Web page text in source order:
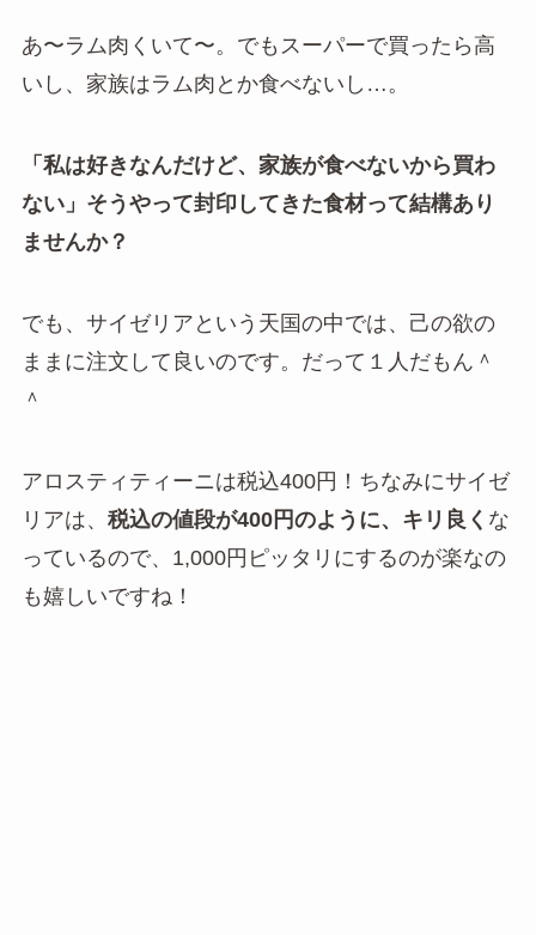
あ〜ラム肉くいて〜。でもスーパーで買ったら高
いし、家族はラム肉とか食べないし…。
「私は好きなんだけど、家族が食べないから買わ
ない」そうやって封印してきた食材って結構あり
ませんか？
でも、サイゼリアという天国の中では、己の欲の
ままに注文して良いのです。だって１人だもん＾
＾
アロスティティーニは税込400円！ちなみにサイゼ
リアは、 税込の値段が400円のように、キリ良く な
っているので、1,000円ピッタリにするのが楽なの
も嬉しいですね！